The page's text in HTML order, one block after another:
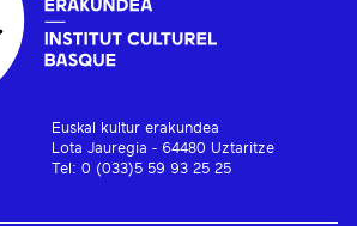
Euskal kultur erakundea
Lota Jauregia - 64480 Uztaritze
Tel: 0 (033)5 59 93 25 25